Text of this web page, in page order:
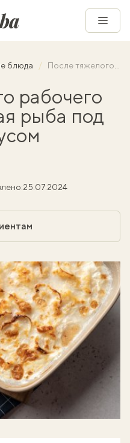
блюда После тяжелого рабочего дня: запеченная рыба под сметанным соусом
рабочего
рыба под
25.07.2024